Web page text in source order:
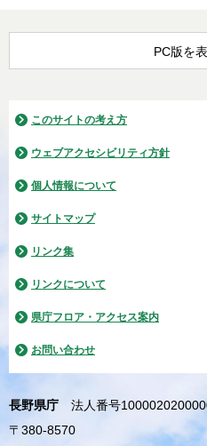
PC版を
このサイトの考え方
ウェブアクセシビリティ方針
個人情報について
サイトマップ
リンク集
リンクについて
県庁フロア・アクセス案内
お問い合わせ
長野県庁
法人番号
〒380-8570